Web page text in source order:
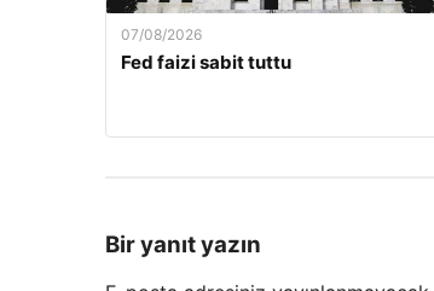
07/08/2026
Fed faizi sabit tuttu
Bir yanıt yazın